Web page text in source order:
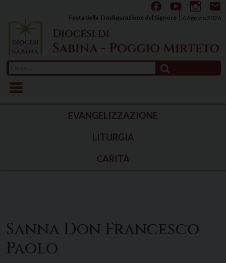
content
6 Agosto 2026
Festa della Trasfigurazione del Signore
per:
EVANGELIZZAZIONE
LITURGIA
CARITÀ
Sanna Don Francesco
Paolo